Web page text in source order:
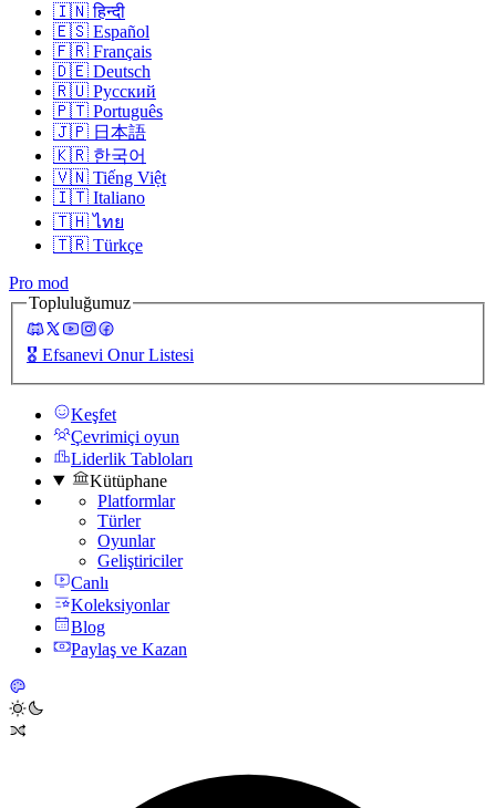
🇮🇳 हिन्दी
🇪🇸 Español
🇫🇷 Français
🇩🇪 Deutsch
🇷🇺 Русский
🇵🇹 Português
🇯🇵 日本語
🇰🇷 한국어
🇻🇳 Tiếng Việt
🇮🇹 Italiano
🇹🇭 ไทย
🇹🇷 Türkçe
Pro mod
Topluluğumuz
🎖️ Efsanevi Onur Listesi
Keşfet
Çevrimiçi oyun
Liderlik Tabloları
Kütüphane
Platformlar
Türler
Oyunlar
Geliştiriciler
Canlı
Koleksiyonlar
Blog
Paylaş ve Kazan